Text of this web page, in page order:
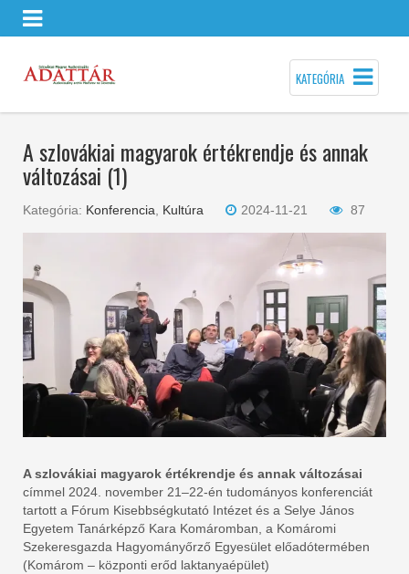
KATEGÓRIA
A szlovákiai magyarok értékrendje és annak
változásai (1)
Kategória: Konferencia Kultúra 2024-11-21 87
A szlovákiai magyarok értékrendje és annak változásai
címmel 2024. november 21–22-én tudományos konferenciát
tartott a Fórum Kisebbségkutató Intézet és a Selye János
Egyetem Tanárképző Kara Komáromban, a Komáromi
Szekeresgazda Hagyományőrző Egyesület előadótermében
(Komárom – központi erőd laktanyaépület)